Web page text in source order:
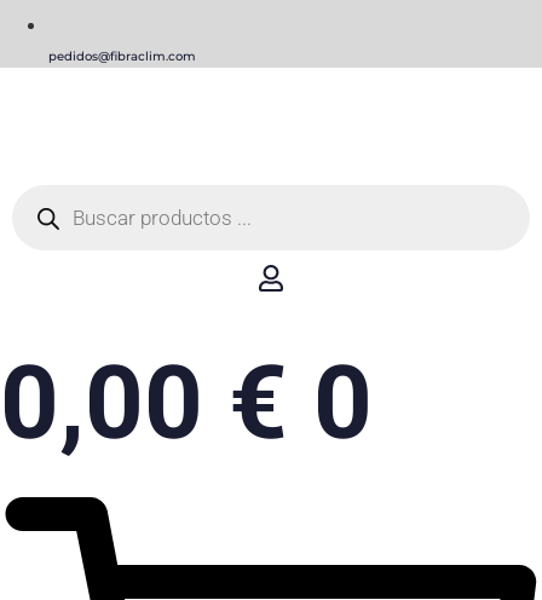
pedidos@fibraclim.com
productos
0,00 € 0